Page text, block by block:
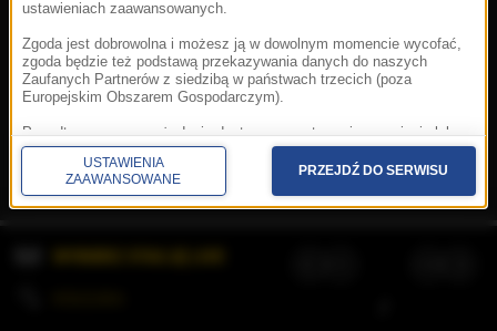
Korzystanie z portalu oznacza akceptację
Prywatność.Aplikacje.© 2026 Radio Muzyka
Fakty Grupa RMF sp. z o.o. sp. k.
ustawieniach zaawansowanych.
Zgoda jest dobrowolna i możesz ją w dowolnym momencie wycofać,
zgoda będzie też podstawą przekazywania danych do naszych
Zaufanych Partnerów z siedzibą w państwach trzecich (poza
Europejskim Obszarem Gospodarczym).
Ponadto masz prawo żądania dostępu, sprostowania, usunięcia lub
ograniczenia przetwarzania danych, a także złożenia skargi do
Prezesa Urzędu Ochrony Danych Osobowych. W polityce prywatności
znajdziesz informacje jak wykonać swoje prawa. Szczegółowe
informacje na temat przetwarzania Twoich danych znajdują się w
USTAWIENIA
ZAAWANSOWANE
PRZEJDŹ DO SERWISU